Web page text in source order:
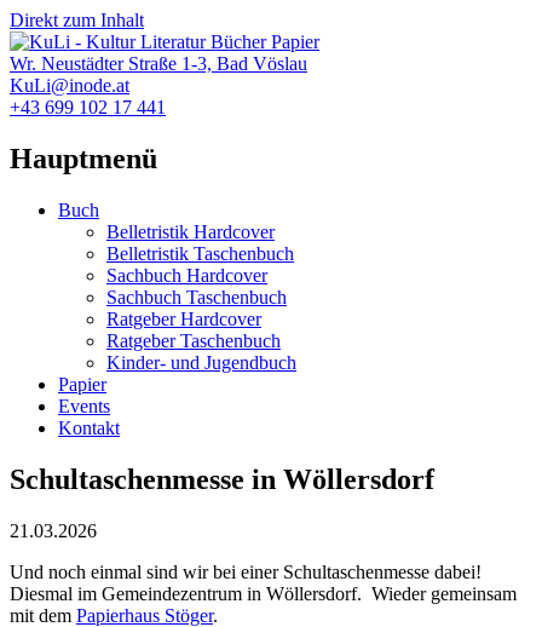
Direkt zum Inhalt
Wr. Neustädter Straße 1-3, Bad Vöslau
KuLi@inode.at
+43 699 102 17 441
Hauptmenü
Buch
Belletristik Hardcover
Belletristik Taschenbuch
Sachbuch Hardcover
Sachbuch Taschenbuch
Ratgeber Hardcover
Ratgeber Taschenbuch
Kinder- und Jugendbuch
Papier
Events
Kontakt
Schultaschenmesse in Wöllersdorf
21.03.2026
Und noch einmal sind wir bei einer Schultaschenmesse dabei!
Diesmal im Gemeindezentrum in Wöllersdorf. Wieder gemeinsam
mit dem Papierhaus Stöger.